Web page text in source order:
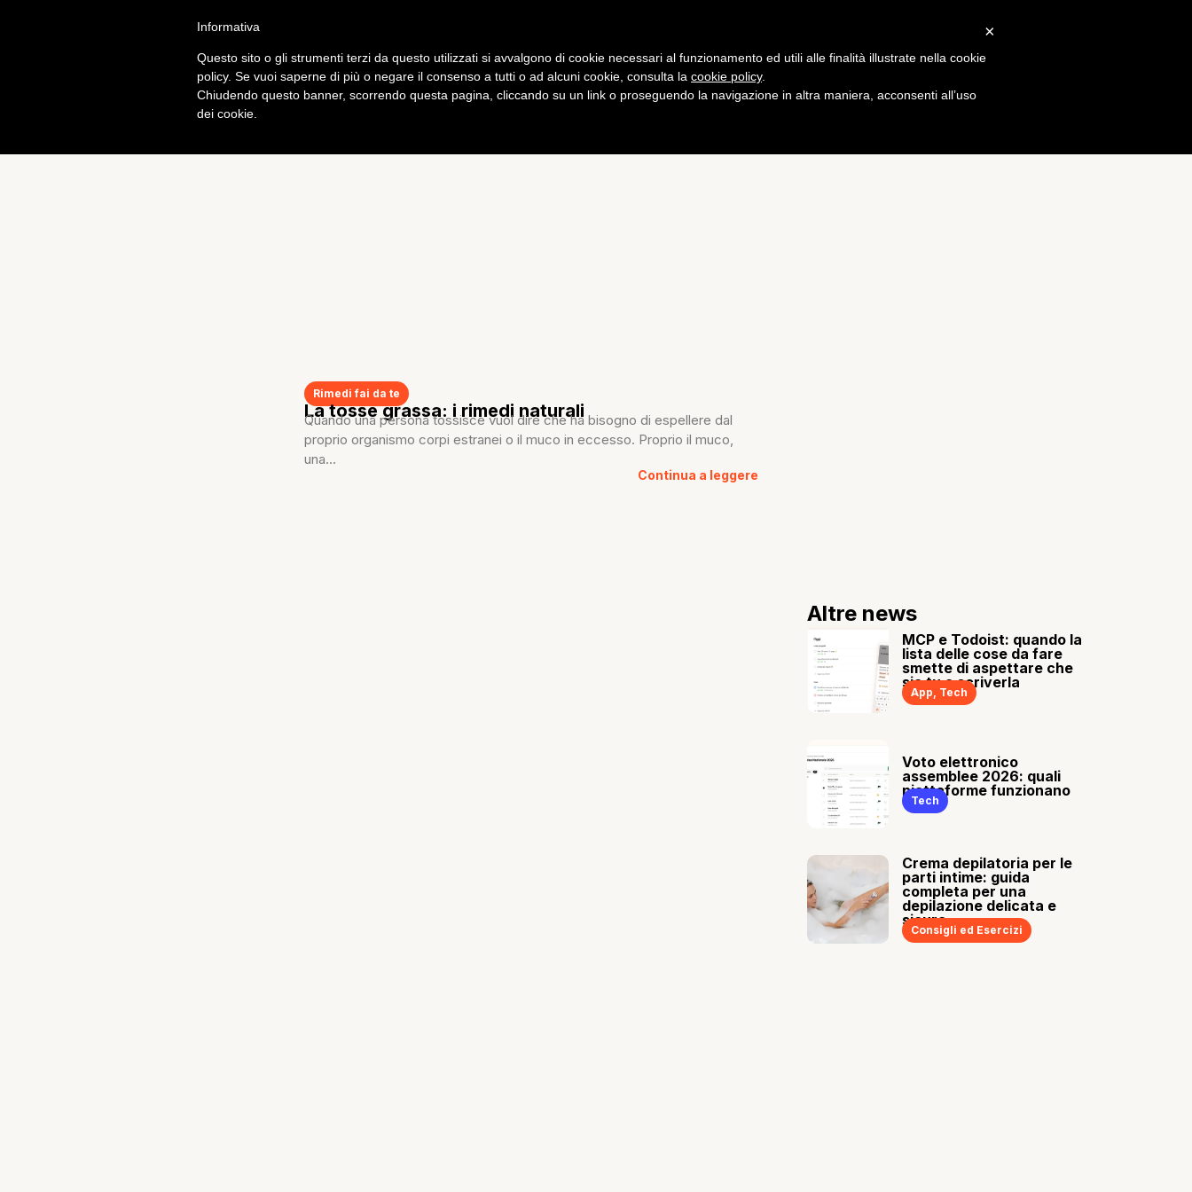
Rimedi fai da te
La tosse grassa: i rimedi naturali
Quando una persona tossisce vuol dire che ha bisogno di espellere dal
proprio organismo corpi estranei o il muco in eccesso. Proprio il muco,
una...
Continua a leggere
Altre news
MCP e Todoist: quando la
lista delle cose da fare
smette di aspettare che
sia tu a scriverla
App, Tech
Voto elettronico
assemblee 2026: quali
piattaforme funzionano
Tech
Crema depilatoria per le
parti intime: guida
completa per una
depilazione delicata e
sicura
Consigli ed Esercizi
×
Informativa
Questo sito o gli strumenti terzi da questo utilizzati si avvalgono di cookie necessari al funzionamento ed utili alle finalità illustrate nella cookie
policy. Se vuoi saperne di più o negare il consenso a tutti o ad alcuni cookie, consulta la cookie policy.
Chiudendo questo banner, scorrendo questa pagina, cliccando su un link o proseguendo la navigazione in altra maniera, acconsenti all’uso
dei cookie.